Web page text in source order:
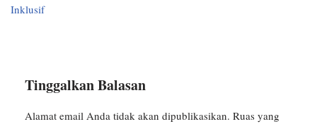
Inklusif
Tinggalkan Balasan
Alamat email Anda tidak akan dipublikasikan. Ruas yang